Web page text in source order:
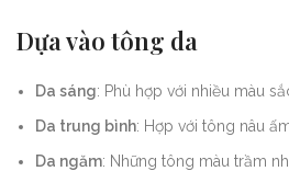
Dựa vào tông da
Da sáng: Phù hợp với nhiều màu
Da trung bình: Hợp với tông nâu
Da ngăm: Những tông màu trầm